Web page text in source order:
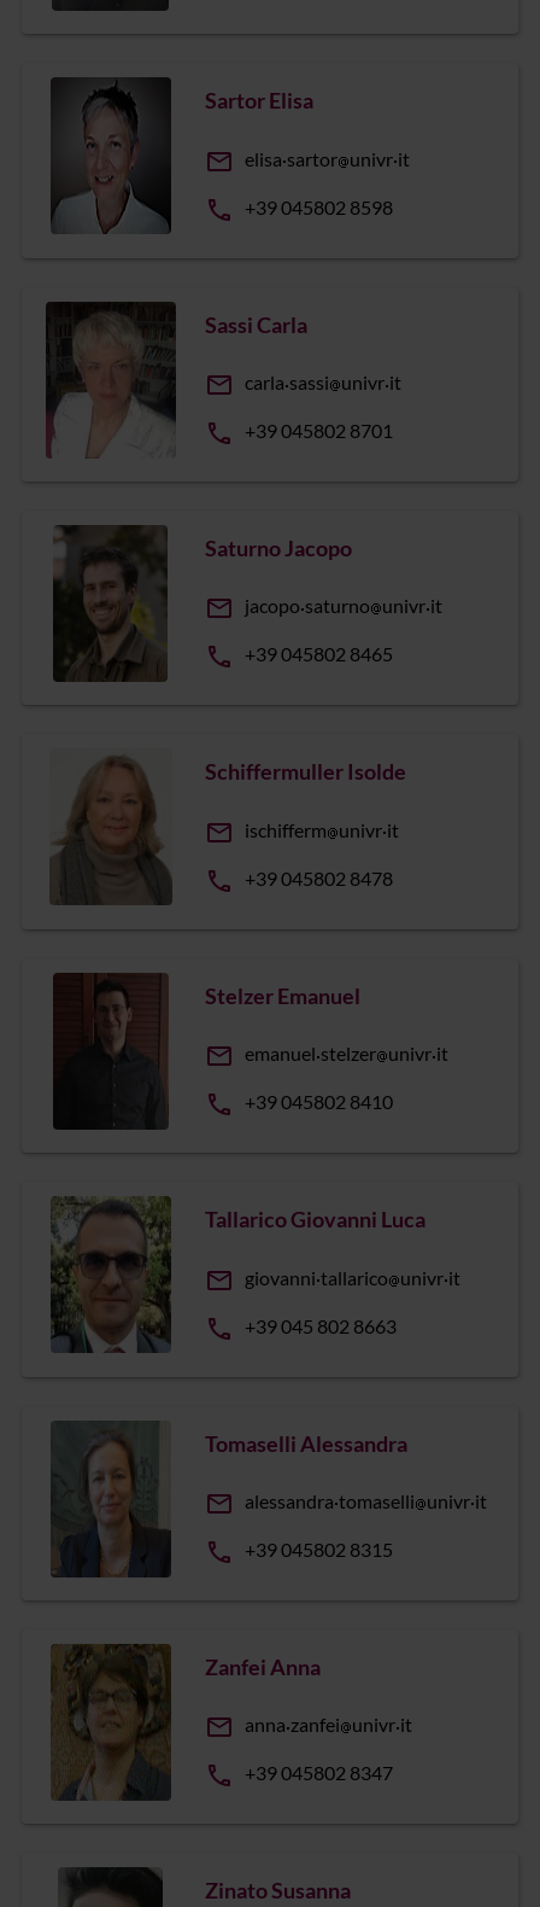
Sartor Elisa
email elisa sartor univr it
phone +39 045802 8598
Sassi Carla
email carla sassi univr it
phone +39 045802 8701
Saturno Jacopo
email jacopo saturno univr it
phone +39 045802 8465
Schiffermuller Isolde
email ischifferm univr it
phone +39 045802 8478
Stelzer Emanuel
email emanuel stelzer univr it
phone +39 045802 8410
Tallarico Giovanni Luca
email giovanni tallarico univr it
phone +39 045 802 8663
Tomaselli Alessandra
email alessandra tomaselli univr it
phone +39 045802 8315
Zanfei Anna
email anna zanfei univr it
phone +39 045802 8347
Zinato Susanna